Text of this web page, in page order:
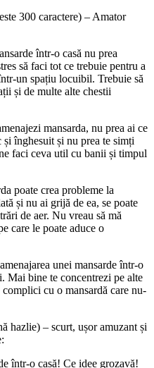
300 caractere) – Amator
într-o casă nu prea
să faci tot ce trebuie pentru a
un spațiu locuibil. Trebuie să
și de multe alte chestii
mansarda, nu prea ai ce
înghesuit și nu prea te simți
faci ceva util cu banii și timpul
poate crea probleme la
și nu ai grijă de ea, se poate
de aer. Nu vreau să mă
care le poate aduce o
unei mansarde într-o
Mai bine te concentrezi pe alte
cu o mansardă care nu-
hazlie) – scurt, ușor amuzant și
într-o casă! Ce idee grozavă!